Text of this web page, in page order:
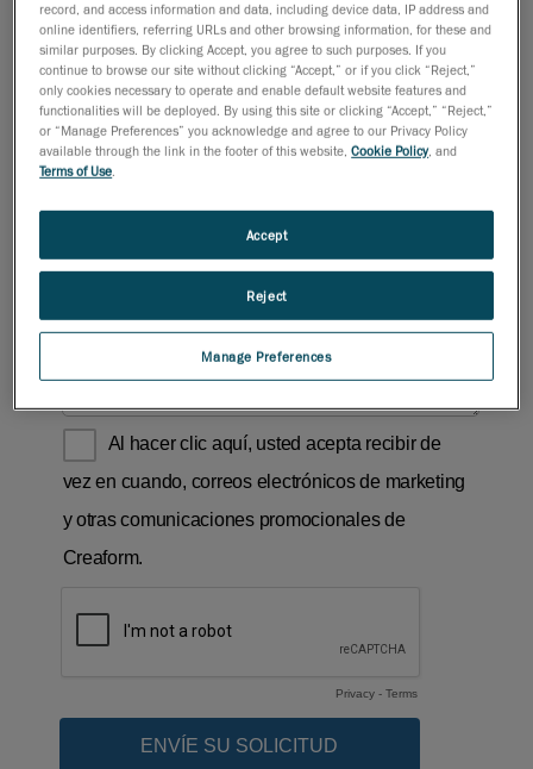
record, and access information and data, including device data, IP address and
online identifiers, referring URLs and other browsing information, for these and
similar purposes. By clicking Accept, you agree to such purposes. If you
continue to browse our site without clicking “Accept,” or if you click “Reject,”
only cookies necessary to operate and enable default website features and
functionalities will be deployed. By using this site or clicking “Accept,” “Reject,”
or “Manage Preferences” you acknowledge and agree to our Privacy Policy
available through the link in the footer of this website,Cookie Policy, and
Terms of Use.
Manage Preferences
Reject
Accept